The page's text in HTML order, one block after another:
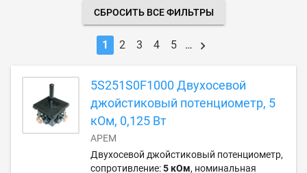
СБРОСИТЬ ВСЕ ФИЛЬТРЫ
1 2 3 4 5 …
5S251S0F1000 Двухосевой
джойстиковый потенциометр, 5
кОм, 0,125 Вт
APEM
Двухосевой джойстиковый потенциометр,
сопротивление:5 кОм, номинальная